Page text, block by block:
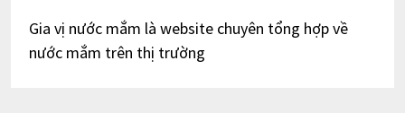
Gia vị nước mắm là website chuyên tổng hợp về
nước mắm trên thị trường